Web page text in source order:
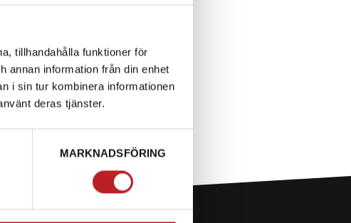
tillhandahålla funktioner för
annan information från din enhet
i sin tur kombinera informationen
deras tjänster.
MARKNADSFÖRING